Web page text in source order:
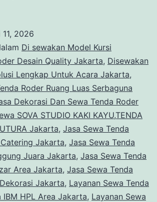
Dan
SARUNG
KURSI
Jakarta
11, 2026
Di sewakan Model Kursi
Desain Quality Jakarta, Disewakan
Lengkap Untuk Acara Jakarta,
Roder Ruang Luas Serbaguna
Dekorasi Dan Sewa Tenda Roder
SOVA STUDIO KAKI KAYU,TENDA
Jakarta, Jasa Sewa Tenda
Jakarta, Jasa Sewa Tenda
Juara Jakarta, Jasa Sewa Tenda
Area Jakarta, Jasa Sewa Tenda
Jakarta, Layanan Sewa Tenda
IBM HPL Area Jakarta, Layanan Sewa